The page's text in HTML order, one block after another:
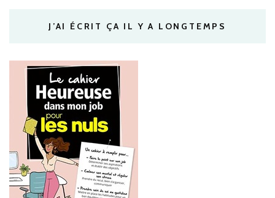
J’AI ÉCRIT ÇA IL Y A LONGTEMPS